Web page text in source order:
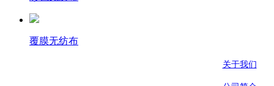
覆膜无纺布
关于我们